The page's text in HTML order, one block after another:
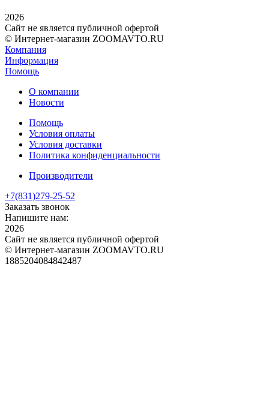
2026
Сайт не является публичной офертой
© Интернет-магазин ZOOMAVTO.RU
Компания
Информация
Помощь
О компании
Новости
Помощь
Условия оплаты
Условия доставки
Политика конфиденциальности
Производители
+7(831)279-25-52
Заказать звонок
Напишите нам:
2026
Сайт не является публичной офертой
© Интернет-магазин ZOOMAVTO.RU
1885204084842487